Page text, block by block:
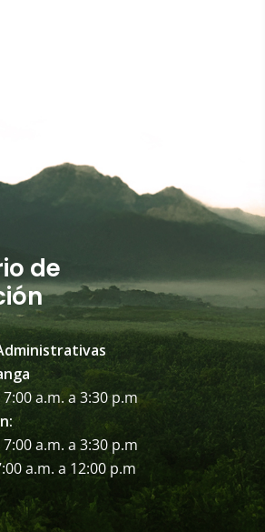
de
a.m. a 3:30 p.m
a.m. a 3:30 p.m
a.m. a 12:00 p.m